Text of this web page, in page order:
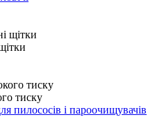
тиску
пилососів і пароочищувачів